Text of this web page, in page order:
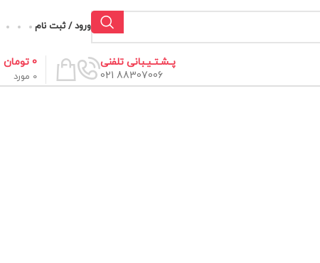
ورود / ثبت نام
پـشـتـیـبانی تلفنی
88307006 021
0 مورد
0 تومان